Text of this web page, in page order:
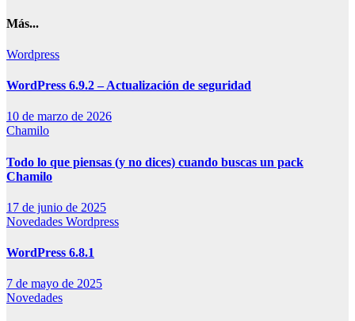
Más...
Wordpress
WordPress 6.9.2 – Actualización de seguridad
10 de marzo de 2026
Chamilo
Todo lo que piensas (y no dices) cuando buscas un pack
Chamilo
17 de junio de 2025
Novedades Wordpress
WordPress 6.8.1
7 de mayo de 2025
Novedades